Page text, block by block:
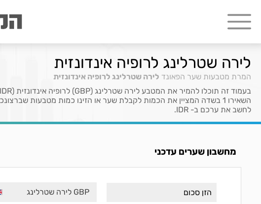
לירה שטרלינג לרופיה אינדונזית
המרת מטבעות שער הפאונד לירה שטרלינג לרופיה אינדונזית
לחשב את ערכם ב- IDR.
מחשבון שערים עדכני
GBP לירה שטרלינג